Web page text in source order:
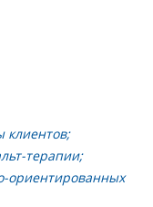
клиентов;
терапии;
ориентированных